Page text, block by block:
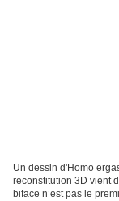
Un dessin d'Homo
reconstitution 3D vient
biface n’est pas le